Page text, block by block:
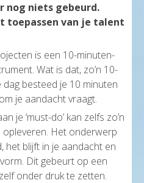
nog niets gebeurd.
toepassen van je talent
is een 10-minuten-
Wat is dat, zo’n 10-
dag besteed je 10 minuten
je aandacht vraagt.
je ‘must-do’ kan zelfs zo’n
Het onderwerp
het blijft in je aandacht en
Dit gebeurt op een
onder druk te zetten.